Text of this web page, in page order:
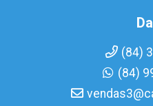
(84)
(84)